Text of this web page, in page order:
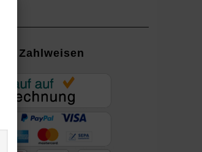
Zahlweisen